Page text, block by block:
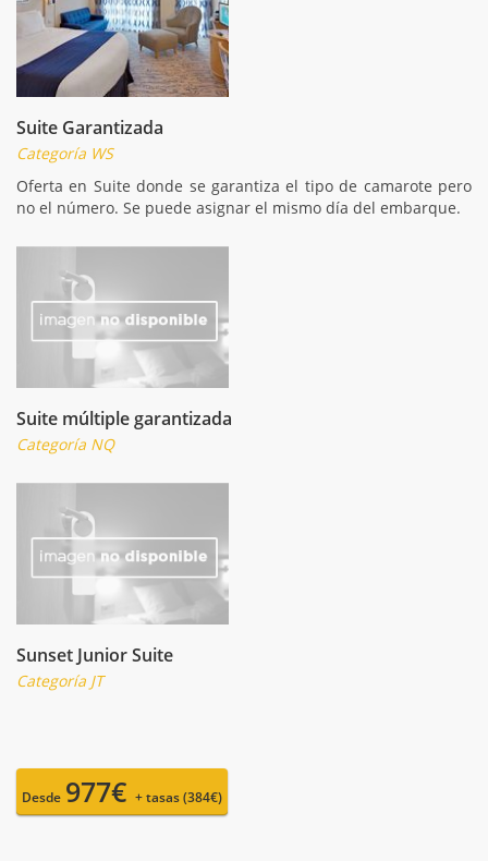
Suite Garantizada
Categoría WS
Oferta en Suite donde se garantiza el tipo de camarote pero
no el número. Se puede asignar el mismo día del embarque.
Suite múltiple garantizada
Categoría NQ
Sunset Junior Suite
Categoría JT
Desde 977€ + tasas (384€)